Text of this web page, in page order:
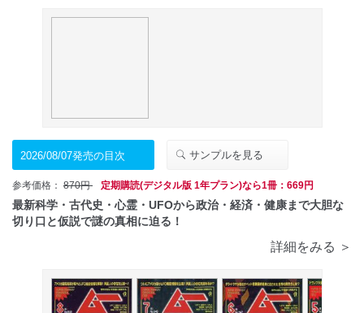
2026/08/07発売の目次 サンプルを見る
参考価格： 870円 定期購読(デジタル版 1年プラン)なら1冊：669円
最新科学・古代史・心霊・UFOから政治・経済・健康まで大胆な
切り口と仮説で謎の真相に迫る！
詳細をみる ＞